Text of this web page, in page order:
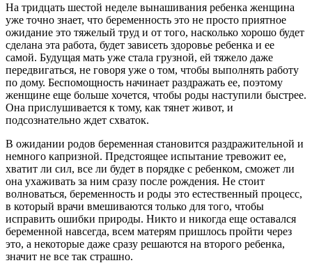
На тридцать шестой неделе вынашивания ребенка женщина
уже точно знает, что беременность это не просто приятное
ожидание это тяжелый труд и от того, насколько хорошо будет
сделана эта работа, будет зависеть здоровье ребенка и ее
самой. Будущая мать уже стала грузной, ей тяжело даже
передвигаться, не говоря уже о том, чтобы выполнять работу
по дому. Беспомощность начинает раздражать ее, поэтому
женщине еще больше хочется, чтобы роды наступили быстрее.
Она прислушивается к тому, как тянет живот, и
подсознательно ждет схваток.
В ожидании родов беременная становится раздражительной и
немного капризной. Предстоящее испытание тревожит ее,
хватит ли сил, все ли будет в порядке с ребенком, сможет ли
она ухаживать за ним сразу после рождения. Не стоит
волноваться, беременность и роды это естественный процесс,
в который врачи вмешиваются только для того, чтобы
исправить ошибки природы. Никто и никогда еще оставался
беременной навсегда, всем матерям пришлось пройти через
это, а некоторые даже сразу решаются на второго ребенка,
значит не все так страшно.